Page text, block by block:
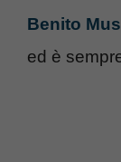
Benito
ed è